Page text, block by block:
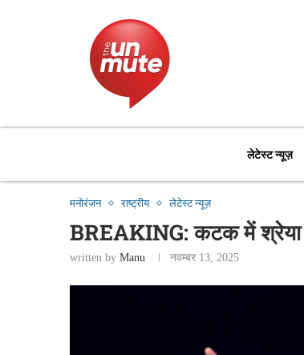
लेटेस्ट न्यूज़
मनोरंजन राष्ट्रीय लेटेस्ट न्यूज़
BREAKING: कटक में श्रेया
written by Manu नवम्बर 13, 2025